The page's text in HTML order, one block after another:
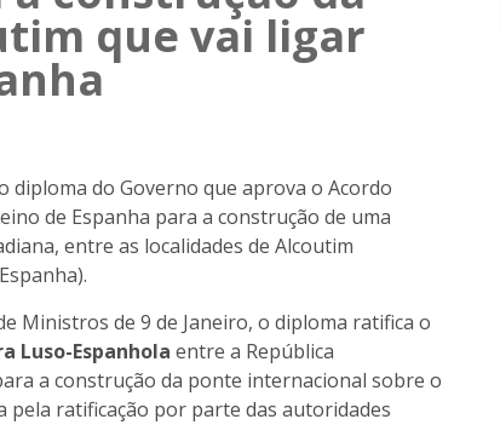
que vai ligar
diploma do Governo que aprova o Acordo
de Espanha para a construção de uma
entre as localidades de Alcoutim
Ministros de 9 de Janeiro, o diploma ratifica o
Luso-Espanhola entre a República
a construção da ponte internacional sobre o
pela ratificação por parte das autoridades